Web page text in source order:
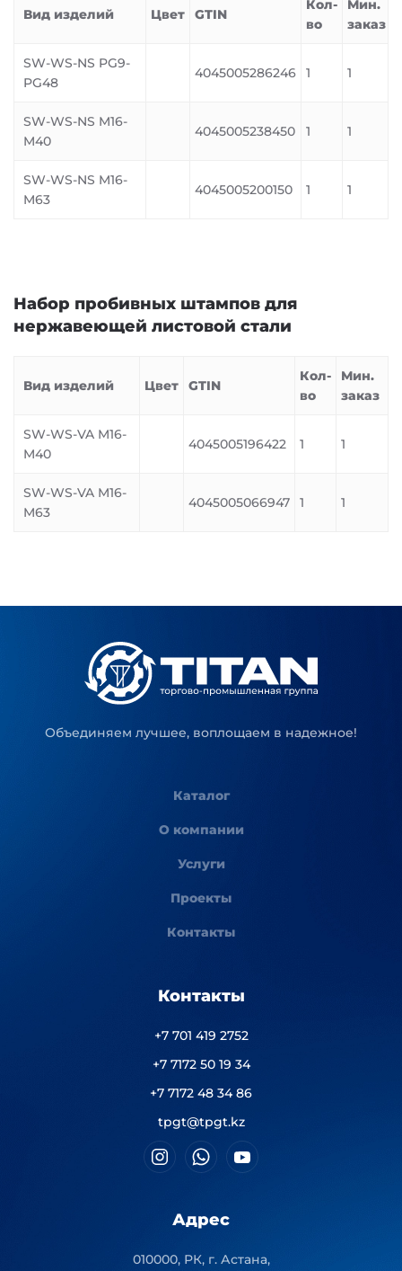
Вид изделий Цвет GTIN
Кол-
во
Мин.
заказ
SW-WS-NS PG9-
PG48
4045005286246 1 1
SW-WS-NS M16-
M40
4045005238450 1 1
SW-WS-NS M16-
M63
4045005200150 1 1
Набор пробивных штампов для
нержавеющей листовой стали
Вид изделий Цвет GTIN
Кол-
во
Мин.
заказ
SW-WS-VA M16-
M40
4045005196422 1 1
SW-WS-VA M16-
M63
4045005066947 1 1
Объединяем лучшее, воплощаем в надежное!
Каталог
О компании
Услуги
Проекты
Контакты
Контакты
+7 701 419 2752
+7 7172 50 19 34
+7 7172 48 34 86
tpgt@tpgt.kz
Адрес
010000, РК, г. Астана,